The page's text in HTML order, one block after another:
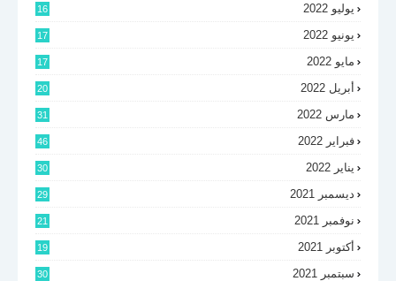
يوليو 2022 16
يونيو 2022 17
مايو 2022 17
أبريل 2022 20
مارس 2022 31
فبراير 2022 46
يناير 2022 30
ديسمبر 2021 29
نوفمبر 2021 21
أكتوبر 2021 19
سبتمبر 2021 30